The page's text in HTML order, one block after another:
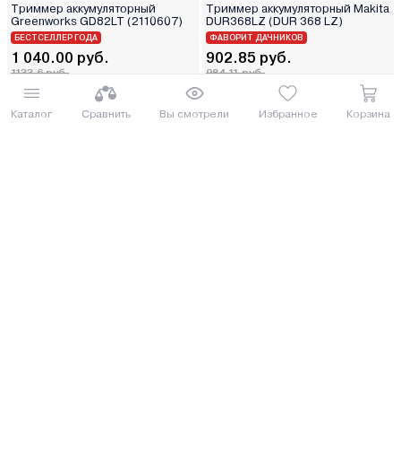
Каталог Сравнить Вы смотрели Избранное Корзина
Триммер аккумуляторный
Greenworks GD82LT (2110607)
БЕСТСЕЛЛЕР ГОДА
1 040.00 руб.
1133.6 руб.
от 26 руб. руб./мес.
Еще 2 комплектации
Триммер аккумуляторный Makita
DUR368LZ (DUR 368 LZ)
ФАВОРИТ ДАЧНИКОВ
902.85 руб.
984.11 руб.
от 23 руб. руб./мес.
Еще 1 комплектация